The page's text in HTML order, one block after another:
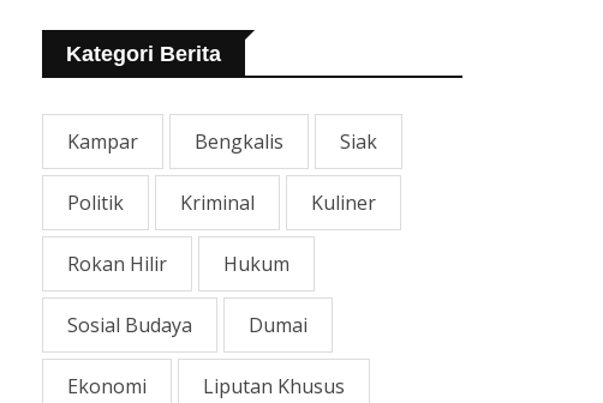
Yang Rusak
Kategori Berita
Kampar Bengkalis Siak
Politik Kriminal Kuliner
Rokan Hilir Hukum
Sosial Budaya Dumai
Ekonomi Liputan Khusus